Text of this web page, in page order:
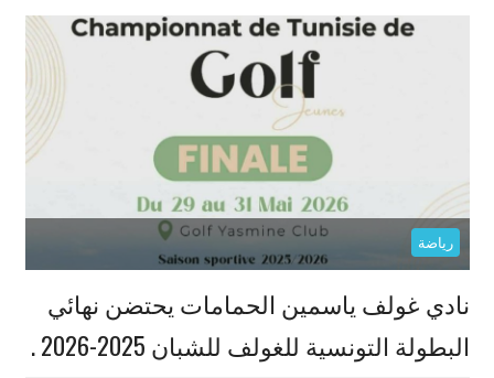
رياضة
نادي غولف ياسمين الحمامات يحتضن نهائي
البطولة التونسية للغولف للشبان 2025-2026 .